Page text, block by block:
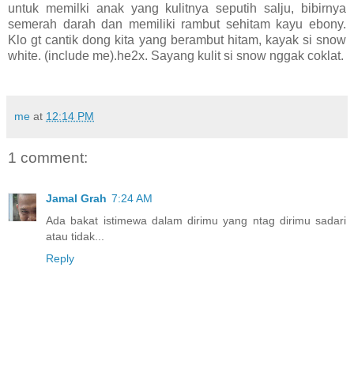
untuk memilki anak yang kulitnya seputih salju, bibirnya
semerah darah dan memiliki rambut sehitam kayu ebony.
Klo gt cantik dong kita yang berambut hitam, kayak si snow
white. (include me).he2x. Sayang kulit si snow nggak coklat.
me at 12:14 PM
1 comment:
Jamal Grah 7:24 AM
Ada bakat istimewa dalam dirimu yang ntag dirimu sadari
atau tidak...
Reply